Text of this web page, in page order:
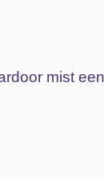
mist